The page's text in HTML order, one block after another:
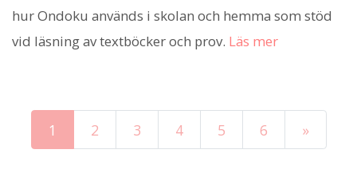
hur Ondoku används i skolan och hemma som stöd
vid läsning av textböcker och prov. Läs mer
1 2 3 4 5 6 »